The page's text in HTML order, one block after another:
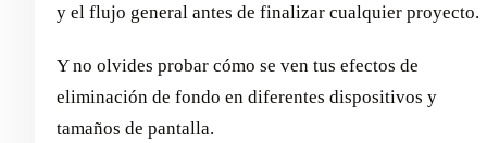
y el flujo general antes de finalizar cualquier proyecto.
Y no olvides probar cómo se ven tus efectos de
eliminación de fondo en diferentes dispositivos y
tamaños de pantalla.